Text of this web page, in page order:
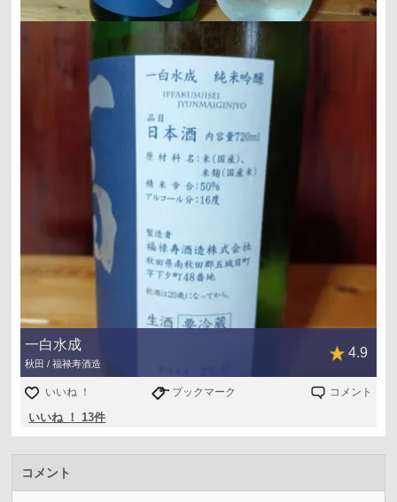
一白水成
秋田 / 福禄寿酒造
4.9
いいね ！ ブックマーク コメント
いいね ！ 13件
コメント